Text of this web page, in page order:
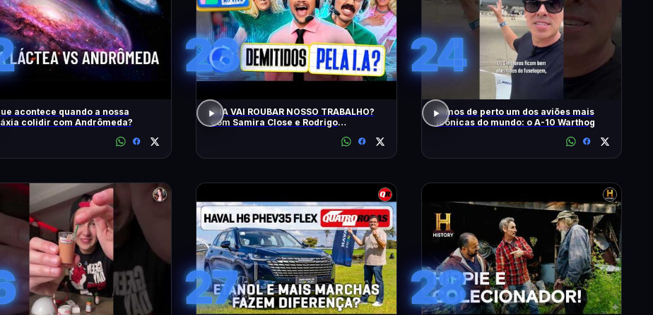
acontece quando a nossa
colidir com Andrômeda?
23
A IA VAI ROUBAR NOSSO TRABALHO?
com Samira Close e Rodrigo
24
Vimos de perto um dos aviões mais
icônicas do mundo: o A-10 Warthog
27 28